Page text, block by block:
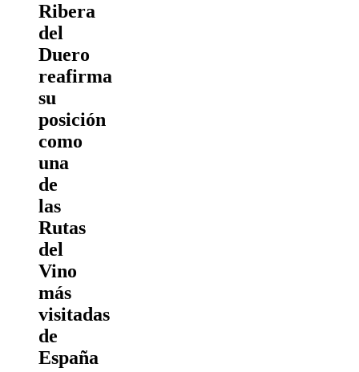
Ribera
del
Duero
reafirma
su
posición
como
una
de
las
Rutas
del
Vino
más
visitadas
de
España